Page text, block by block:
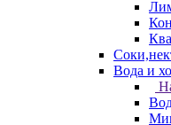
Вода и